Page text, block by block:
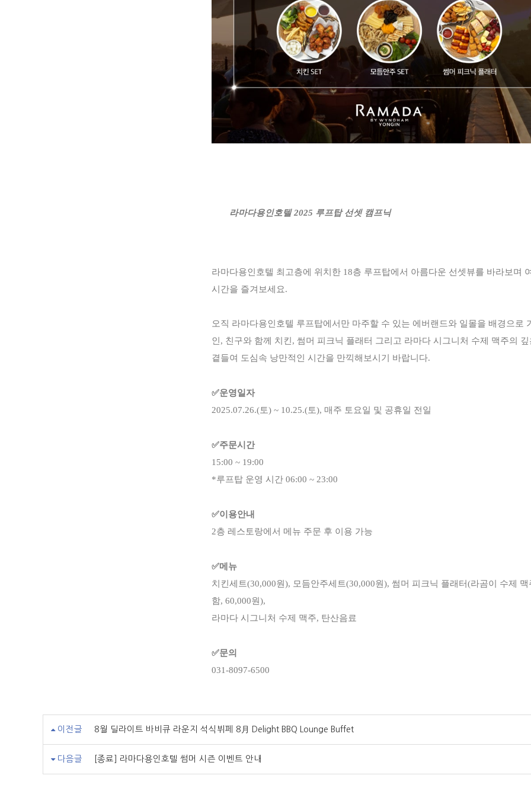
라마다용인호텔 2025 루프탑 선셋 캠프닉
라마다용인호텔 최고층에 위치한 18층 루프탑에서 아름다운 선셋뷰를 바라보며
시간을 즐겨보세요.
오직 라마다용인호텔 루프탑에서만 마주할 수 있는 에버랜드와 일몰을 배경으로
인, 친구와 함께 치킨, 썸머 피크닉 플래터 그리고 라마다 시그니처 수제 맥주의
곁들여 도심속 낭만적인 시간을 만끽해보시기 바랍니다.
✅운영일자
2025.07.26.(토) ~ 10.25.(토), 매주 토요일 및 공휴일 전일
✅주문시간
15:00 ~ 19:00
*루프탑 운영 시간 06:00 ~ 23:00
✅이용안내
2층 레스토랑에서 메뉴 주문 후 이용 가능
✅메뉴
치킨세트(30,000원), 모듬안주세트(30,000원), 썸머 피크닉 플래터(라곰이 수제 맥
함, 60,000원),
라마다 시그니처 수제 맥주, 탄산음료
✅문의
031-8097-6500
이전글 8월 딜라이트 바비큐 라운지 석식뷔페 8月 Delight BBQ Lounge Buffet
다음글 [종료] 라마다용인호텔 썸머 시즌 이벤트 안내